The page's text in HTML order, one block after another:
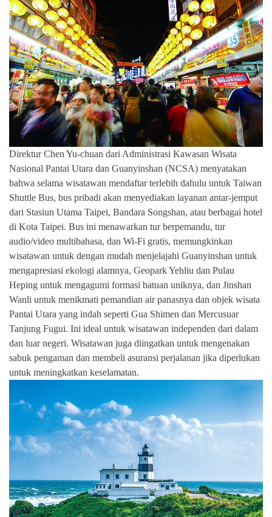
Direktur Chen Yu-chuan dari Administrasi Kawasan Wisata
Nasional Pantai Utara dan Guanyinshan (NCSA) menyatakan
bahwa selama wisatawan mendaftar terlebih dahulu untuk Taiwan
Shuttle Bus, bus pribadi akan menyediakan layanan antar-jemput
dari Stasiun Utama Taipei, Bandara Songshan, atau berbagai hotel
di Kota Taipei. Bus ini menawarkan tur berpemandu, tur
audio/video multibahasa, dan Wi-Fi gratis, memungkinkan
wisatawan untuk dengan mudah menjelajahi Guanyinshan untuk
mengapresiasi ekologi alamnya, Geopark Yehliu dan Pulau
Heping untuk mengagumi formasi batuan uniknya, dan Jinshan
Wanli untuk menikmati pemandian air panasnya dan objek wisata
Pantai Utara yang indah seperti Gua Shimen dan Mercusuar
Tanjung Fugui. Ini ideal untuk wisatawan independen dari dalam
dan luar negeri. Wisatawan juga diingatkan untuk mengenakan
sabuk pengaman dan membeli asuransi perjalanan jika diperlukan
untuk meningkatkan keselamatan.